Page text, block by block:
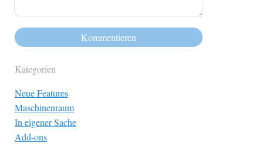
Kategorien
Neue Features
Maschinenraum
In eigener Sache
Add-ons